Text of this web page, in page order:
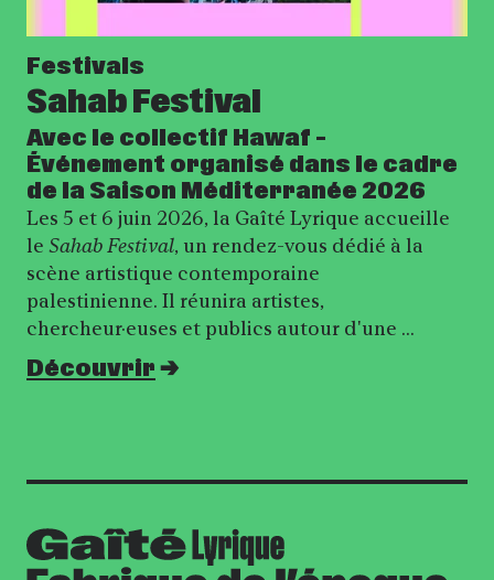
Sahab Festival
Avec le collectif Hawaf –
Événement organisé dans le cadre
de la Saison Méditerranée 2026
Les 5 et 6 juin 2026, la Gaîté Lyrique accueille
le Sahab Festival, un rendez-vous dédié à la
scène artistique contemporaine
palestinienne. Il réunira artistes,
chercheur·euses et publics autour d'une …
Festivals
Découvrir